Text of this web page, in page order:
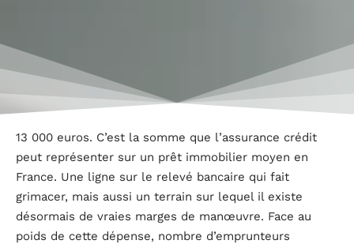
13 000 euros. C’est la somme que l’assurance crédit
peut représenter sur un prêt immobilier moyen en
France. Une ligne sur le relevé bancaire qui fait
grimacer, mais aussi un terrain sur lequel il existe
désormais de vraies marges de manœuvre. Face au
poids de cette dépense, nombre d’emprunteurs